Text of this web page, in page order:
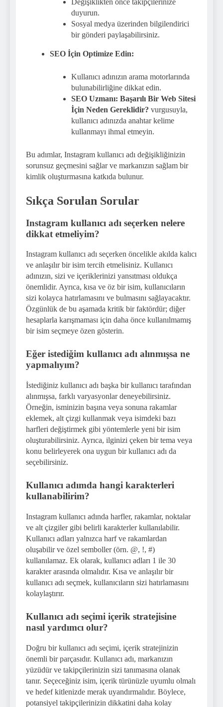
duyurun.
Sosyal medya üzerinden bilgilendirici
bir gönderi paylaşabilirsiniz.
SEO İçin Optimize Edin:
Kullanıcı adınızın arama motorlarında
bulunabilirliğine dikkat edin.
SEO Uzmanı: Başarılı Bir Web Sitesi
İçin Neden Gereklidir? vurgusuyla,
kullanıcı adınızda anahtar kelime
kullanmayı ihmal etmeyin.
Bu adımlar, Instagram kullanıcı adı değişikliğinizin
sorunsuz geçmesini sağlar ve markanızın sağlam bir
kimlik oluşturmasına katkıda bulunur.
Sıkça Sorulan Sorular
Instagram kullanıcı adı seçerken nelere
dikkat etmeliyim?
Instagram kullanıcı adı seçerken öncelikle akılda kalıcı
ve anlaşılır bir isim tercih etmelisiniz. Kullanıcı
adınızın, sizi ve içeriklerinizi yansıtması oldukça
önemlidir. Ayrıca, kısa ve öz bir isim, kullanıcıların
sizi kolayca hatırlamasını ve bulmasını sağlayacaktır.
Özgünlük de bu aşamada kritik bir faktördür; diğer
hesaplarla karışmaması için daha önce kullanılmamış
bir isim seçmeye özen gösterin.
Eğer istediğim kullanıcı adı alınmışsa ne
yapmalıyım?
İstediğiniz kullanıcı adı başka bir kullanıcı tarafından
alınmışsa, farklı varyasyonlar deneyebilirsiniz.
Örneğin, isminizin başına veya sonuna rakamlar
eklemek, alt çizgi kullanmak veya isimdeki bazı
harfleri değiştirmek gibi yöntemlerle yeni bir isim
oluşturabilirsiniz. Ayrıca, ilginizi çeken bir tema veya
konu belirleyerek ona uygun bir kullanıcı adı da
seçebilirsiniz.
Kullanıcı adımda hangi karakterleri
kullanabilirim?
Instagram kullanıcı adında harfler, rakamlar, noktalar
ve alt çizgiler gibi belirli karakterler kullanılabilir.
Kullanıcı adları yalnızca harf ve rakamlardan
oluşabilir ve özel semboller (örn. @, !, #)
kullanılamaz. Ek olarak, kullanıcı adları 1 ile 30
karakter arasında olmalıdır. Kısa ve anlaşılır bir
kullanıcı adı seçmek, kullanıcıların sizi hatırlamasını
kolaylaştırır.
Kullanıcı adı seçimi içerik stratejisine
nasıl yardımcı olur?
Doğru bir kullanıcı adı seçimi, içerik stratejinizin
önemli bir parçasıdır. Kullanıcı adı, markanızın
yüzüdür ve takipçilerinizin sizi tanımasına olanak
tanır. Seçeceğiniz isim, içerik türünüzle uyumlu olmalı
ve hedef kitlenizde merak uyandırmalıdır. Böylece,
potansiyel takipçilerinizin dikkatini daha kolay